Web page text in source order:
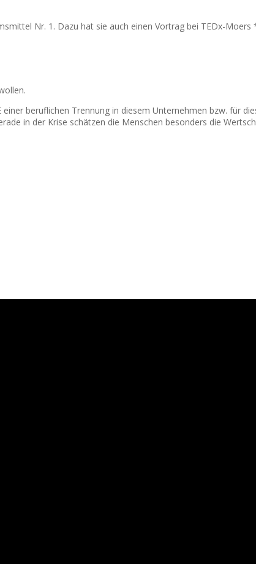
Nr. 1. Dazu hat sie auch einen Vortrag bei TEDx-Moers
beruflichen Trennung in diesem Unternehmen bzw. für
in der Krise schätzen die Menschen besonders die